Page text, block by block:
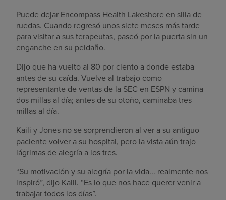
Puede dejar Encompass Health Lakeshore en silla de
ruedas. Cuando regresó unos siete meses más tarde
para visitar a sus terapeutas, paseó por la puerta sin un
enganche en su peldaño.
Dijo que ha vuelto al 80 por ciento a donde estaba
antes de su caída. Vuelve al trabajo como
representante de ventas de la SEC en ESPN y camina
dos millas al día; antes de su otoño, caminaba tres
millas al día.
Kaili y Jones no se sorprendieron al ver a su antiguo
paciente volver a su hospital, pero la vista aún trajo
lágrimas de alegría a los tres.
“Su motivación y su alegría por la vida... realmente nos
inspiró”, dijo Kalil. “Es lo que nos hace querer venir a
trabajar todos los días”.